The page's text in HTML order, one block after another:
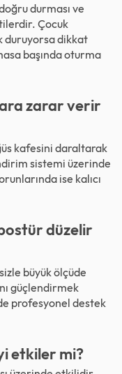
durması ve
Çocuk
duruyorsa dikkat
başında oturma
zarar verir
kafesini daraltarak
sistemi üzerinde
ise kalıcı
düzelir
büyük ölçüde
güçlendirmek
profesyonel destek
etkiler mi?